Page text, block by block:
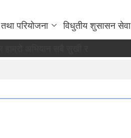
परियोजना विधुतीय शुसासन सेवा